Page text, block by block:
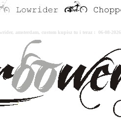
amsterdam, custom kupisz tu i teraz : 06-08-